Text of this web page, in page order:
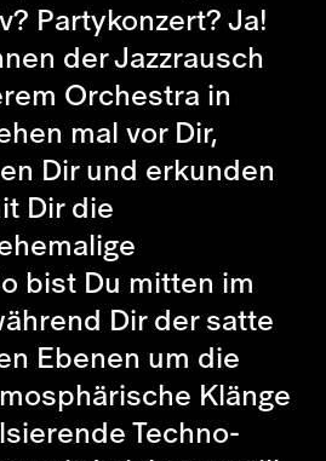
Partykonzert? Ja!
der Jazzrausch
Orchestra in
mal vor Dir,
Dir und erkunden
Dir die
bist Du mitten im
Dir der satte
Ebenen um die
Klänge
Techno-